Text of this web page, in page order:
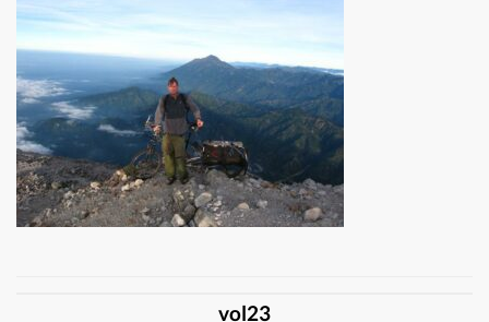
vol23